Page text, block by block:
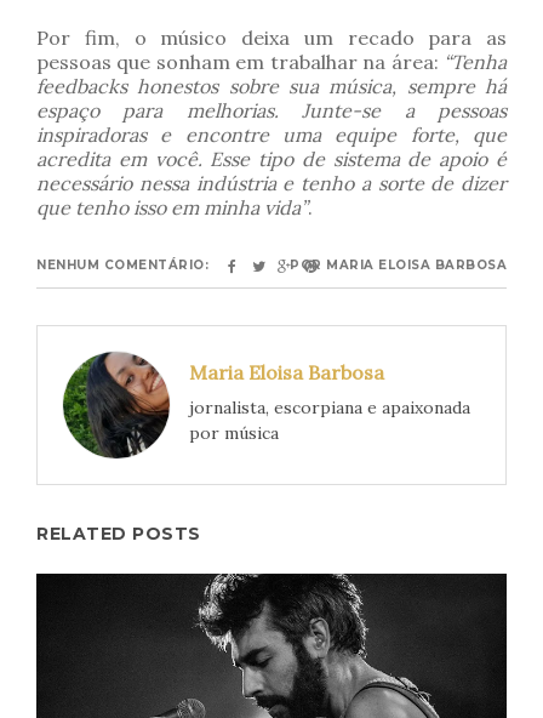
Por fim, o músico deixa um recado para as
pessoas que sonham em trabalhar na área: “Tenha
feedbacks honestos sobre sua música, sempre há
espaço para melhorias. Junte-se a pessoas
inspiradoras e encontre uma equipe forte, que
acredita em você. Esse tipo de sistema de apoio é
necessário nessa indústria e tenho a sorte de dizer
que tenho isso em minha vida”.
NENHUM COMENTÁRIO: POR MARIA ELOISA BARBOSA
Maria Eloisa Barbosa
jornalista, escorpiana e apaixonada
por música
RELATED POSTS